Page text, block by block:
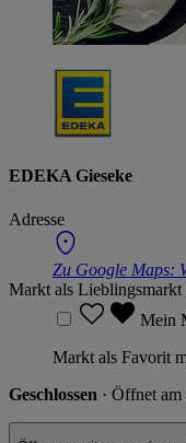
EDEKA Gieseke
Adresse
Zu Google Maps:
Markt als Lieblingsmarkt
Mein
Markt als Favorit
Geschlossen · Öffnet